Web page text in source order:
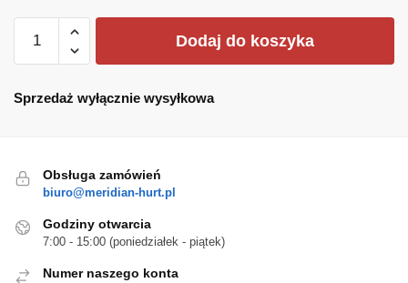
Gogle_narciarskie_arctica
105FP
Dodaj do koszyka
Sprzedaż wyłącznie wysyłkowa
Obsługa zamówień
biuro@meridian-hurt.pl
Godziny otwarcia
7:00 - 15:00 (poniedziałek - piątek)
Numer naszego konta